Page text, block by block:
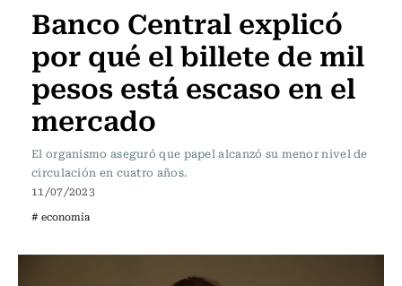
Banco Central explicó
por qué el billete de mil
pesos está escaso en el
mercado
El organismo aseguró que papel alcanzó su menor nivel de
circulación en cuatro años.
11/07/2023
# economía